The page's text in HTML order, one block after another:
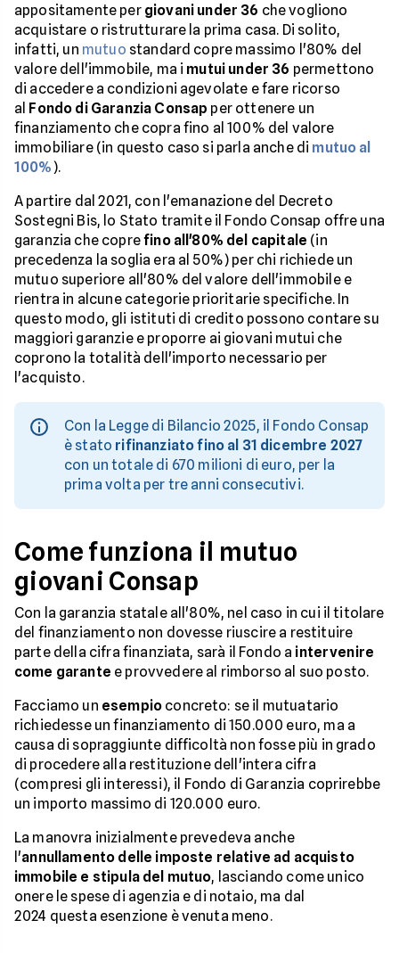
appositamente per giovani under 36 che vogliono
acquistare o ristrutturare la prima casa. Di solito,
infatti, un mutuo standard copre massimo l'80% del
valore dell'immobile, ma i mutui under 36 permettono
di accedere a condizioni agevolate e fare ricorso
al Fondo di Garanzia Consap per ottenere un
finanziamento che copra fino al 100% del valore
immobiliare (in questo caso si parla anche di mutuo al
100%).
A partire dal 2021, con l'emanazione del Decreto
Sostegni Bis, lo Stato tramite il Fondo Consap offre una
garanzia che coprefino all'80% del capitale (in
precedenza la soglia era al 50%) per chi richiede un
mutuo superiore all'80% del valore dell'immobile e
rientra in alcune categorie prioritarie specifiche. In
questo modo, gli istituti di credito possono contare su
maggiori garanzie e proporre ai giovani mutui che
coprono la totalità dell'importo necessario per
l'acquisto.
Con la Legge di Bilancio 2025, il Fondo Consap
è stato rifinanziato fino al 31 dicembre 2027
con un totale di 670 milioni di euro, per la
prima volta per tre anni consecutivi.
Come funziona il mutuo
giovani Consap
Con la garanzia statale all'80%, nel caso in cui il titolare
del finanziamento non dovesse riuscire a restituire
parte della cifra finanziata, sarà il Fondo a intervenire
come garante e provvedere al rimborso al suo posto.
Facciamo un esempio concreto: se il mutuatario
richiedesse un finanziamento di 150.000 euro, ma a
causa di sopraggiunte difficoltà non fosse più in grado
di procedere alla restituzione dell'intera cifra
(compresi gli interessi), il Fondo di Garanzia coprirebbe
un importo massimo di 120.000 euro.
La manovra inizialmente prevedeva anche
l'annullamento delle imposte relative ad acquisto
immobile e stipula del mutuo, lasciando come unico
onere le spese di agenzia e di notaio, ma dal
2024 questa esenzione è venuta meno.